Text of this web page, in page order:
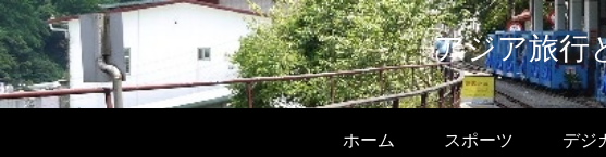
アジア旅行
ホーム スポーツ デジ